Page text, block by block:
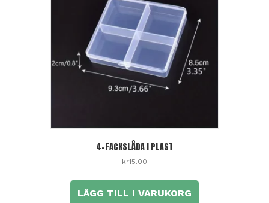
4-FACKSLÅDA I PLAST
kr15.00
LÄGG TILL I VARUKORG